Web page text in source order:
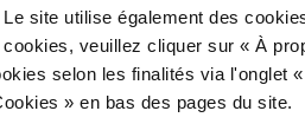
site utilise également des
cookies, veuillez cliquer sur « À
selon les finalités via l'onglet
» en bas des pages du site.